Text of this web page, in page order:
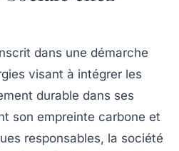
dans une démarche
visant à intégrer les
durable dans ses
son empreinte carbone et
responsables, la société